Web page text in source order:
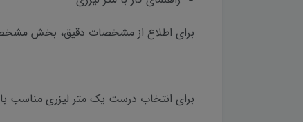
برای اطلاع از مشخصات دقیق، بخش
برای انتخاب درست یک متر لیزری مناسب